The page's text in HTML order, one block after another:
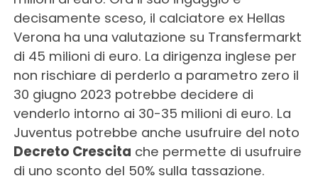
decisamente sceso, il calciatore ex Hellas
Verona ha una valutazione su Transfermarkt
di 45 milioni di euro. La dirigenza inglese per
non rischiare di perderlo a parametro zero il
30 giugno 2023 potrebbe decidere di
venderlo intorno ai 30-35 milioni di euro. La
Juventus potrebbe anche usufruire del noto
Decreto Crescita che permette di usufruire
di uno sconto del 50% sulla tassazione.